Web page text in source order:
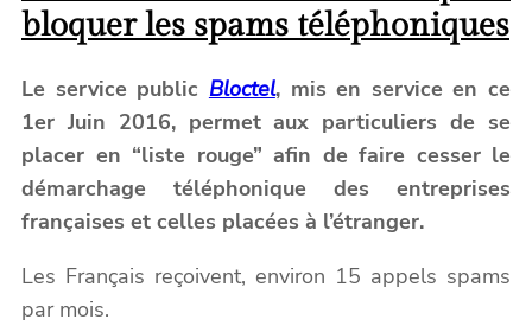
bloquer les spams téléphoniques
Le service public Bloctel, mis en service en ce
1er Juin 2016, permet aux particuliers de se
placer en “liste rouge” afin de faire cesser le
démarchage téléphonique des entreprises
françaises et celles placées à l’étranger.
Les Français reçoivent, environ 15 appels spams
par mois.